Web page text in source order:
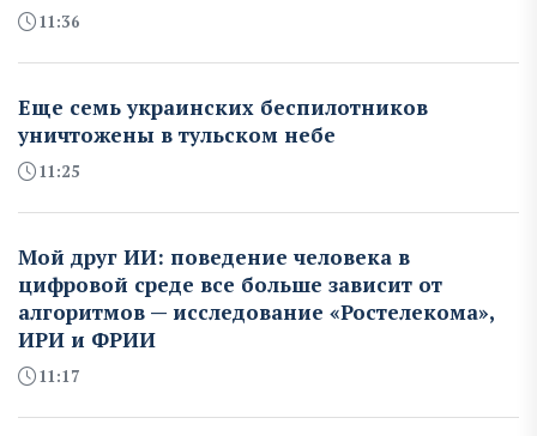
11:36
Еще семь украинских беспилотников
уничтожены в тульском небе
11:25
Мой друг ИИ: поведение человека в
цифровой среде все больше зависит от
алгоритмов — исследование «Ростелекома»,
ИРИ и ФРИИ
11:17